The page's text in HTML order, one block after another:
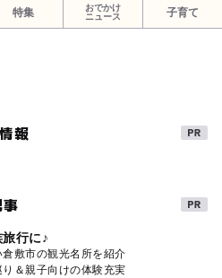
特集
おでかけ
ニュース
子育て
報
行に♪
敷市の観光名所を紹介
＆親子向けの体験充実